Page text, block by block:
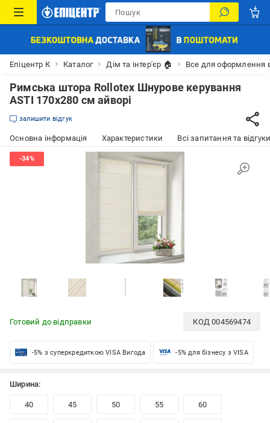
Епіцентр К Каталог Дім та інтер'єр 🏠 Все для оформлення
Римська штора Rollotex Шнурове керування
ASTI 170x280 см айворі
залишити відгук
Основна інформація Характеристики Всі запитання та
Готовий до відправки КОД004569474
-5% з суперкредиткою VISA Вигода -5% для бізнесу з VISA
Ширина:
40 45 50 55 60